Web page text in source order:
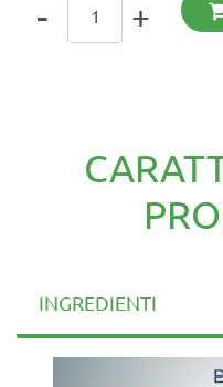
INGREDIENTI